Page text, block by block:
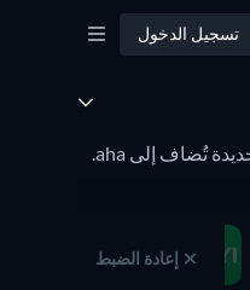
تسجيل الدخول
صفحة الأعمال الجديدة تعرض لكم جميع المسلسلات الجديدة على aha. من خلال قائمة تسرد المسلسلات الجديدة حسب التاريخ ويتم تحديثها يومياً، لن تفوتكم أي مسلسلات جديدة تُضاف إلى aha.
إعادة الضبط